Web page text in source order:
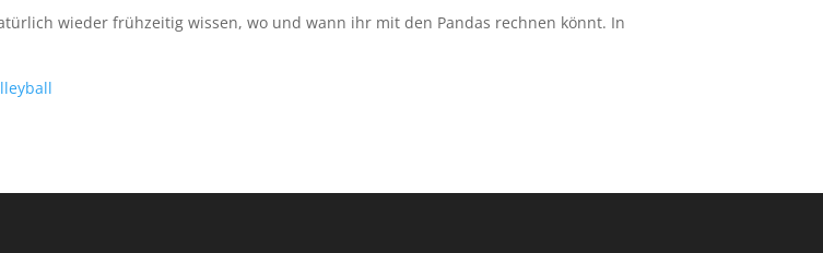
wieder frühzeitig wissen, wo und wann ihr mit den Pandas rechnen könnt. In